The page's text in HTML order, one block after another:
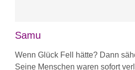
Samu
Wenn Glück Fell hätte? Dann
Seine Menschen waren sofort